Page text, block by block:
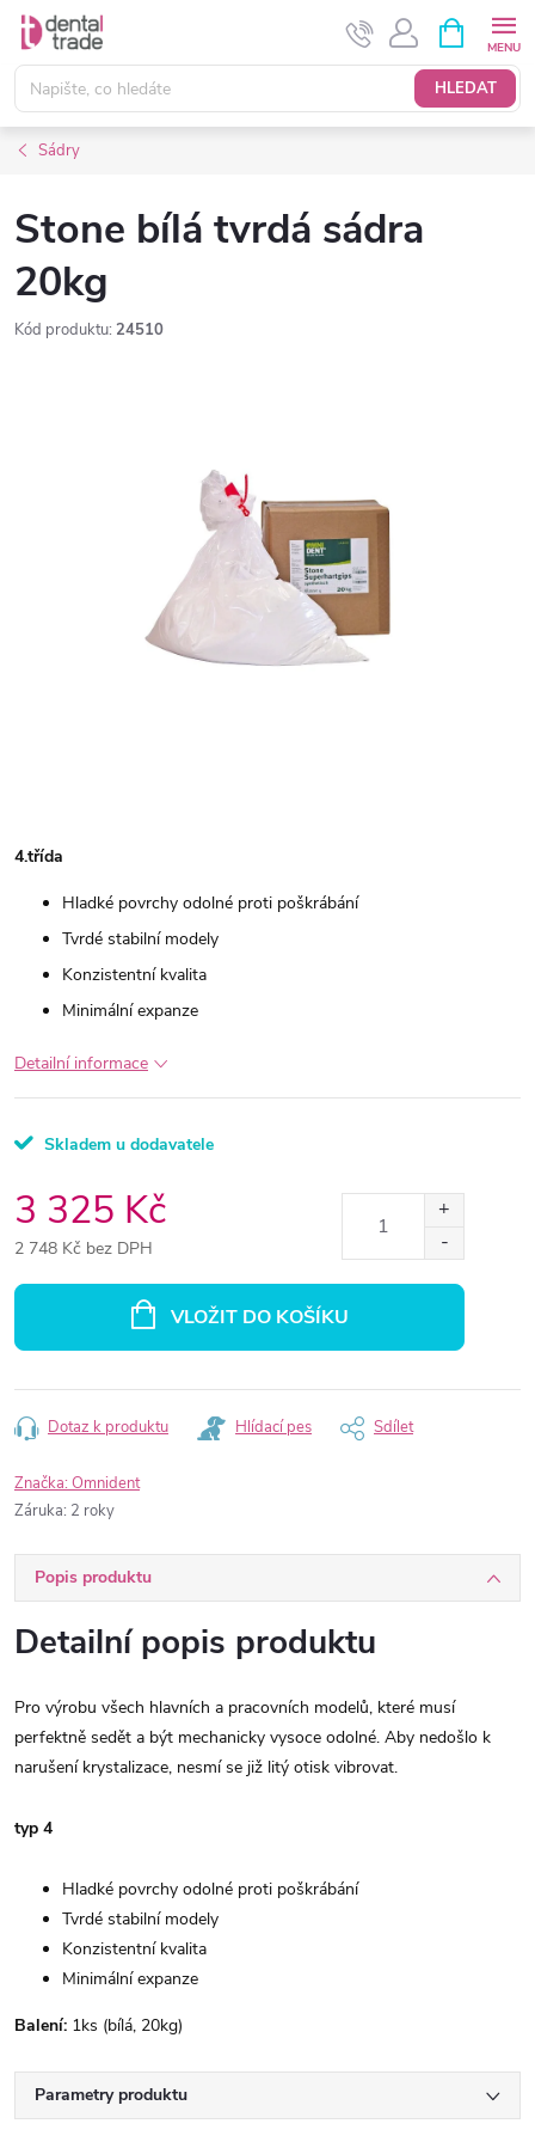
Přejít
obsah
HLEDAT
NÁKUPNÍ
KOŠÍK
Sádry
Stone bílá tvrdá sádra
20kg
Kód produktu: 24510
4.třída
Hladké povrchy odolné proti poškrábání
Tvrdé stabilní modely
Konzistentní kvalita
Minimální expanze
Detailní informace
Skladem u dodavatele
3 325 Kč
2 748 Kč bez DPH
VLOŽIT DO KOŠÍKU
Dotaz k produktu Hlídací pes Sdílet
Značka: Omnident
Záruka: 2 roky
Popis produktu
Detailní popis produktu
Pro výrobu všech hlavních a pracovních modelů, které musí
perfektně sedět a být mechanicky vysoce odolné. Aby nedošlo k
narušení krystalizace, nesmí se již litý otisk vibrovat.
typ 4
Hladké povrchy odolné proti poškrábání
Tvrdé stabilní modely
Konzistentní kvalita
Minimální expanze
Balení: 1ks (bílá, 20kg)
Parametry produktu